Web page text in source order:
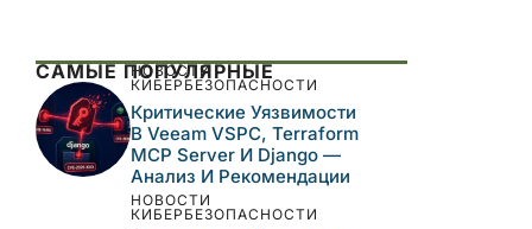
САМЫЕ ПОПУЛЯРНЫЕ
НОВОСТИ
КИБЕРБЕЗОПАСНОСТИ
Критические Уязвимости
В Veeam VSPC, Terraform
MCP Server И Django —
Анализ И Рекомендации
НОВОСТИ
КИБЕРБЕЗОПАСНОСТИ